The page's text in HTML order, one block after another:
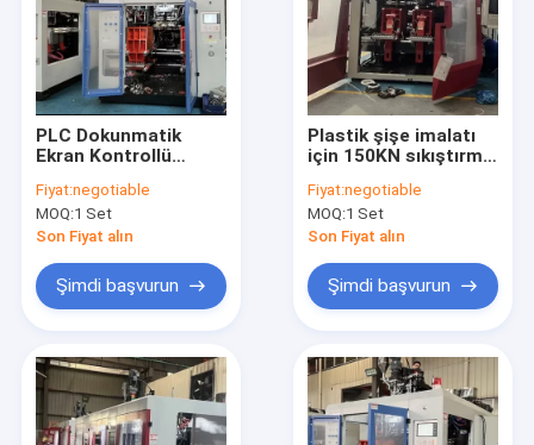
PLC Dokunmatik
Ekran Kontrollü
Makinesi, Maksimum
Çıkış Kapasitesi 50
Kg/saat - 1000
Kenetleme Kuvveti
120KN
Fiyat:negotiable
MOQ:1 Set
Son Fiyat alın
Şimdi başvurun
Plastik şişe imalatı
için 150KN sıkıştırma
yapılandırması ile
80mm Yüksek
Performanslı vida
kalıplama makinesi
Fiyat:negotiable
MOQ:1 Set
Son Fiyat alın
Şimdi başvurun